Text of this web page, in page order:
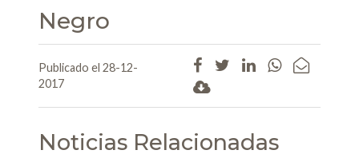
Negro
Publicado el 28-12-
2017
Noticias Relacionadas